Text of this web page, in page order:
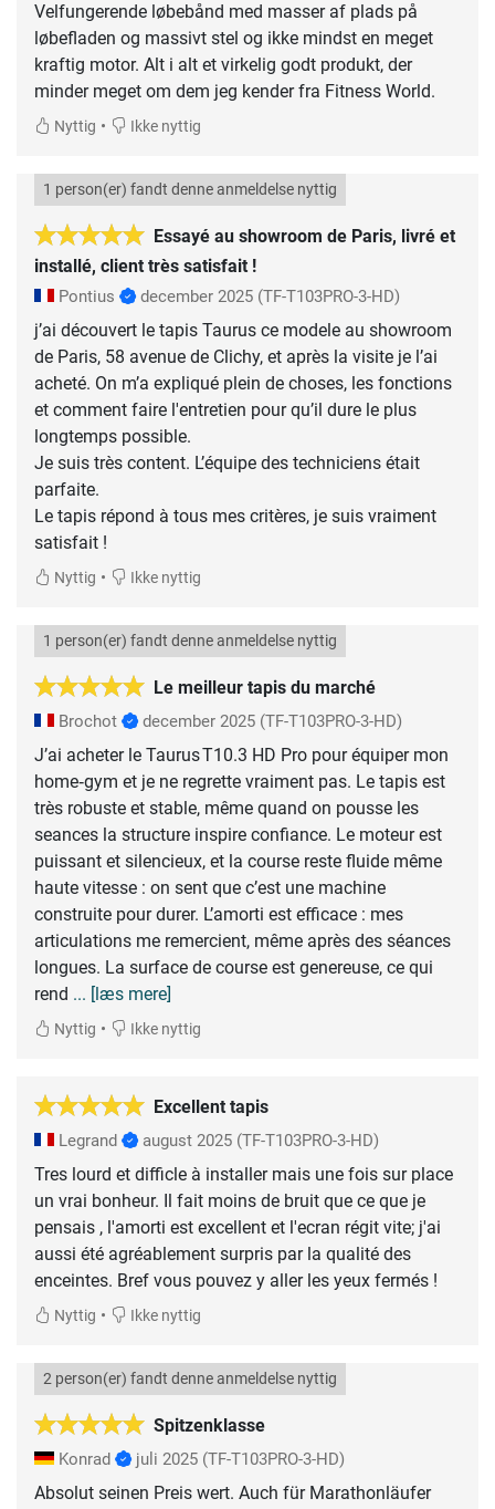
Velfungerende løbebånd med masser af plads på
løbefladen og massivt stel og ikke mindst en meget
kraftig motor. Alt i alt et virkelig godt produkt, der
minder meget om dem jeg kender fra Fitness World.
Nyttig • Ikke nyttig
Essayé au showroom de Paris, livré et
installé, client très satisfait !
1 person(er) fandt denne anmeldelse nyttig
Pontius december 2025 (TF-T103PRO-3-HD)
j’ai découvert le tapis Taurus ce modele au showroom
de Paris, 58 avenue de Clichy, et après la visite je l’ai
acheté. On m’a expliqué plein de choses, les fonctions
et comment faire l'entretien pour qu’il dure le plus
longtemps possible.
Je suis très content. L’équipe des techniciens était
parfaite.
Le tapis répond à tous mes critères, je suis vraiment
Nyttig • Ikke nyttig
Le meilleur tapis du marché
1 person(er) fandt denne anmeldelse nyttig
Brochot december 2025 (TF-T103PRO-3-HD)
J’ai acheter le Taurus T10.3 HD Pro pour équiper mon
home‑gym et je ne regrette vraiment pas. Le tapis est
très robuste et stable, même quand on pousse les
seances la structure inspire confiance. Le moteur est
puissant et silencieux, et la course reste fluide même
haute vitesse : on sent que c’est une machine
construite pour durer. L’amorti est efficace : mes
articulations me remercient, même après des séances
longues. La surface de course est genereuse, ce qui
rend ... [læs mere]
Nyttig • Ikke nyttig
Excellent tapis
Legrand august 2025 (TF-T103PRO-3-HD)
Tres lourd et difficle à installer mais une fois sur place
un vrai bonheur. Il fait moins de bruit que ce que je
pensais , l'amorti est excellent et l'ecran régit vite; j'ai
aussi été agréablement surpris par la qualité des
enceintes. Bref vous pouvez y aller les yeux fermés !
Nyttig • Ikke nyttig
Spitzenklasse
2 person(er) fandt denne anmeldelse nyttig
Konrad juli 2025 (TF-T103PRO-3-HD)
Absolut seinen Preis wert. Auch für Marathonläufer